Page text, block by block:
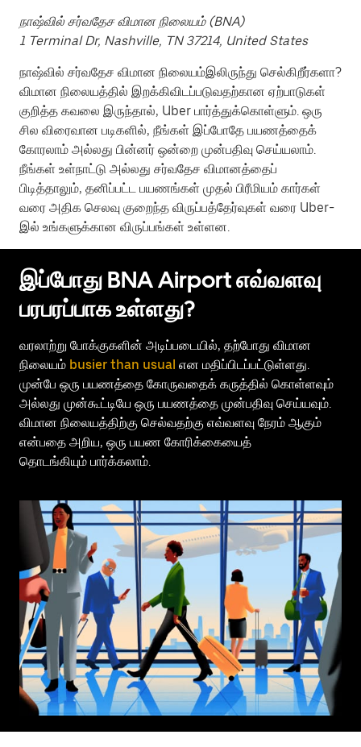
நாஷ்வில் சர்வதேச விமான நிலையம் (BNA)
1 Terminal Dr, Nashville, TN 37214, United States
நாஷ்வில் சர்வதேச விமான நிலையம்இலிருந்து செல்கிறீர்களா?
விமான நிலையத்தில் இறக்கிவிடப்படுவதற்கான ஏற்பாடுகள்
குறித்த கவலை இருந்தால், Uber பார்த்துக்கொள்ளும். ஒரு
சில விரைவான படிகளில், நீங்கள் இப்போதே பயணத்தைக்
கோரலாம் அல்லது பின்னர் ஒன்றை முன்பதிவு செய்யலாம்.
நீங்கள் உள்நாட்டு அல்லது சர்வதேச விமானத்தைப்
பிடித்தாலும், தனிப்பட்ட பயணங்கள் முதல் பிரீமியம் கார்கள்
வரை அதிக செலவு குறைந்த விருப்பத்தேர்வுகள் வரை Uber-
இல் உங்களுக்கான விருப்பங்கள் உள்ளன.
இப்போது BNA Airport எவ்வளவு
பரபரப்பாக உள்ளது?
வரலாற்று போக்குகளின் அடிப்படையில், தற்போது விமான
நிலையம் busier than usual என மதிப்பிடப்பட்டுள்ளது.
முன்பே ஒரு பயணத்தை கோருவதைக் கருத்தில் கொள்ளவும்
அல்லது முன்கூட்டியே ஒரு பயணத்தை முன்பதிவு செய்யவும்.
விமான நிலையத்திற்கு செல்வதற்கு எவ்வளவு நேரம் ஆகும்
என்பதை அறிய, ஒரு பயண கோரிக்கையைத்
தொடங்கியும் பார்க்கலாம்.